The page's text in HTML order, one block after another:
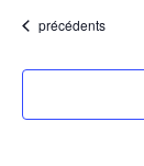
Évènements
précédents